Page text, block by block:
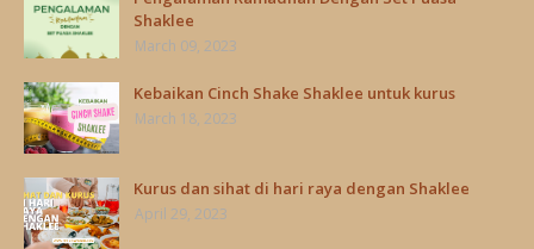
Shaklee
March 09, 2023
Kebaikan Cinch Shake Shaklee untuk kurus
March 18, 2023
Kurus dan sihat di hari raya dengan Shaklee
April 29, 2023